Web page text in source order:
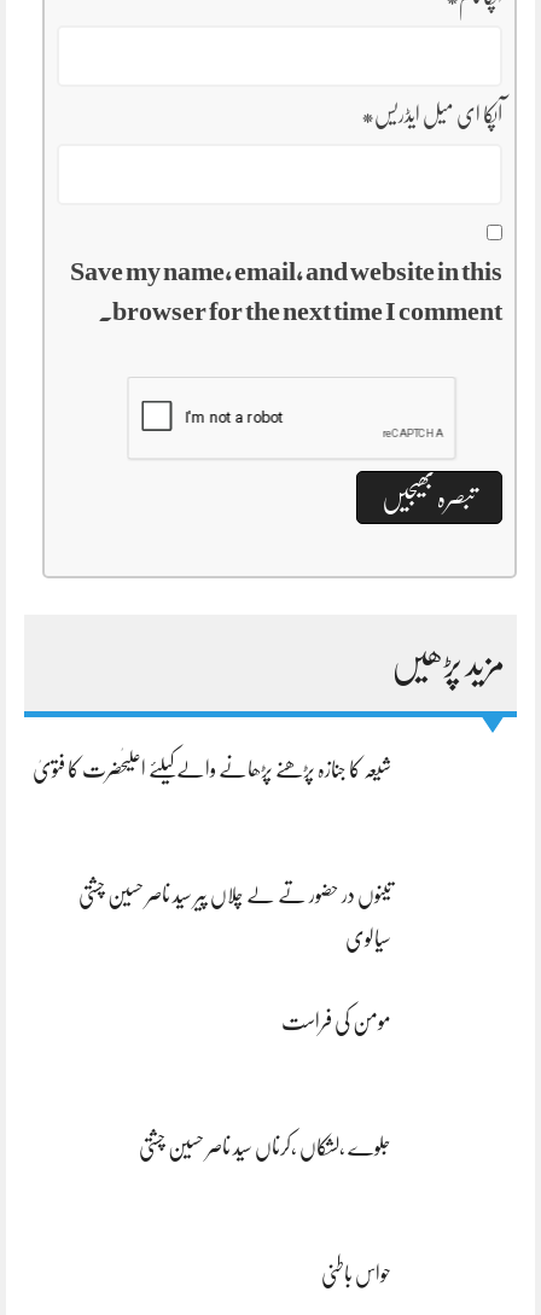
آپکا ای میل ایڈریس*
Save my name, email, and website in this
browser for the next time I comment.
مزید پڑھیں
شیعہ کا جنازہ پڑھنے پڑھانے والےکیلئے اعلیٰحضرت کا فتویٰ
تینوں در حضور تے لے چلاں پیر سید ناصر حسین چشتی
سیالوی
مومن کی فراست
جلوے ،لشکاں ،کرناں سید ناصر حسین چشتی
حواس باطنی